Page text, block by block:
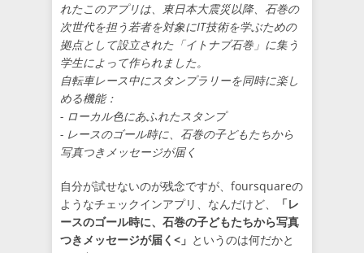
れたこのアプリは、東日本大震災以降、石巻の
次世代を担う若者を対象にIT技術を学ぶための
拠点として設立された「イトナブ石巻」に集う
学生によって作られました。
自転車レース中にスタンプラリーを同時に楽し
める機能：
- ローカル色にあふれたスタンプ
- レースのゴール時に、石巻の子どもたちから
写真つきメッセージが届く
自分が試せないのが残念ですが、foursquareの
ようなチェックインアプリ、なんだけど、
「レ
ースのゴール時に、石巻の子どもたちから写真
つきメッセージが届く<」 というのは何だかと